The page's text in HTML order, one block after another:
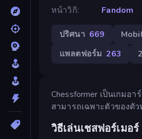
หน้าวิกิ
Fandom
ปริศนา 669
แพลตฟอร์ม 263
Chessformer เป็นเกม
สามารถเฉพาะตัวของตั
วิธีเล่นเชสฟอร์เมอร์